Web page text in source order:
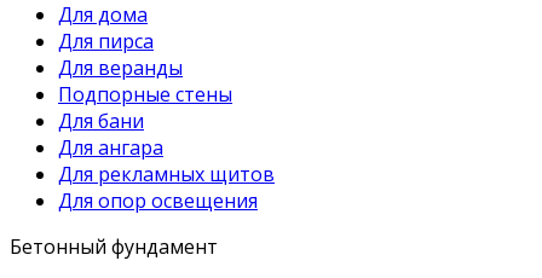
Для дома
Для пирса
Для веранды
Подпорные стены
Для бани
Для ангара
Для рекламных щитов
Для опор освещения
Бетонный фундамент